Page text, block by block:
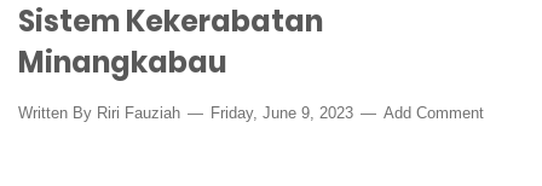
Sistem Kekerabatan
Minangkabau
Written By Riri Fauziah Friday, June 9, 2023 Add Comment